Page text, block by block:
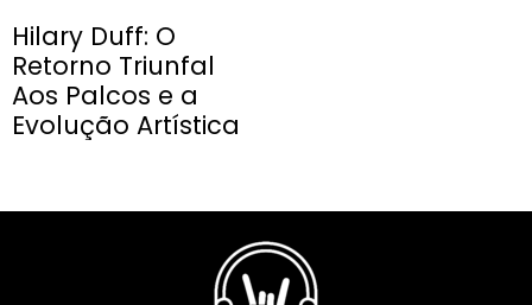
Hilary Duff: O
Retorno Triunfal
Aos Palcos e a
Evolução Artística